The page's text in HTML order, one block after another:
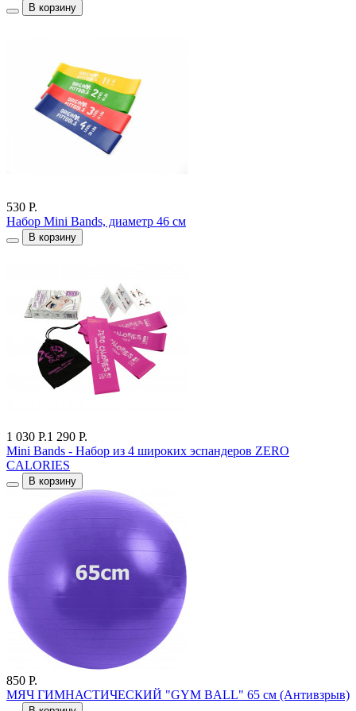
В корзину
530 Р.
Набор Mini Bands, диаметр 46 см
В корзину
1 030 Р.1 290 Р.
Mini Bands - Набор из 4 широких эспандеров ZERO
CALORIES
В корзину
850 Р.
МЯЧ ГИМНАСТИЧЕСКИЙ "GYM BALL" 65 см (Антивзрыв)